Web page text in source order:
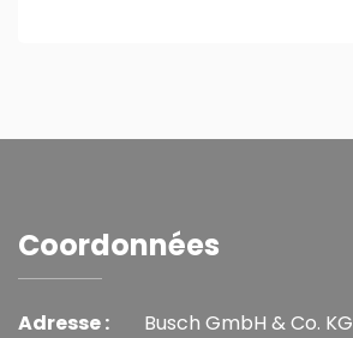
Coordonnées
Adresse :
Busch GmbH & Co. KG